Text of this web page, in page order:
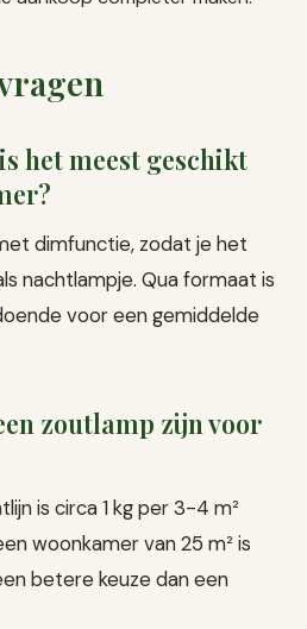
het meest geschikt
dimfunctie, zodat je het
nachtlampje. Qua formaat is
voor een gemiddelde
zoutlamp zijn voor
is circa 1 kg per 3-4 m²
woonkamer van 25 m² is
betere keuze dan een